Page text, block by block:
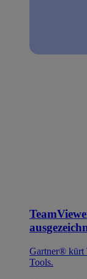
Gartner® kürt
Tools.